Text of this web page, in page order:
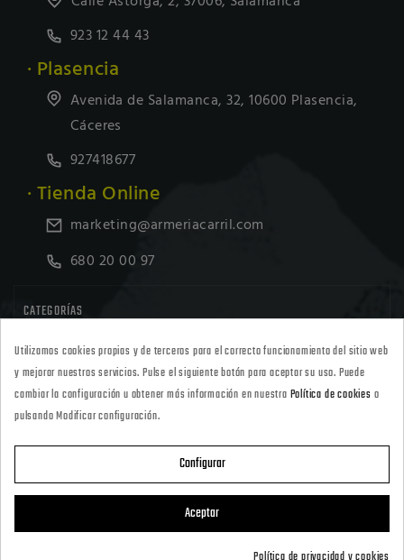
923 12 44 43
· Plasencia
Avenida de Salamanca, 32, 10600 Plasencia,
Cáceres
927418677
· Tienda Online
marketing@armeriacarril.com
680 20 00 97
CATEGORÍAS
POLÍTICAS 
SU CUENTA 
Utilizamos cookies propias y de terceros para el correcto funcionamiento del sitio web
y mejorar nuestros servicios. Pulse el siguiente botón para aceptar su uso. Puede
cambiar la configuración u obtener más información en nuestra Política de cookies o
pulsando Modificar configuración.
Configurar
Aceptar